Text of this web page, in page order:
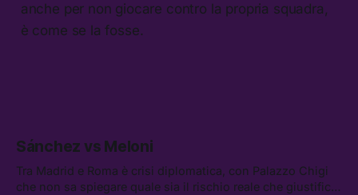
anche per non giocare contro la propria squadra,
è come se la fosse.
Sánchez vs Meloni
Tra Madrid e Roma è crisi diplomatica, con Palazzo Chigi
che non sa spiegare quale sia il rischio reale che giustifica